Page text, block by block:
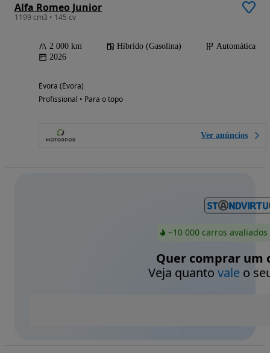
Alfa Romeo Junior
1199 cm3 • 145 cv
2 000 km Híbrido (Gasolina)
Automática
2026
Évora (Évora)
Profissional • Para o topo
Ver anúncios
~10 000 carros
Quer comprar um
Veja quanto valeo